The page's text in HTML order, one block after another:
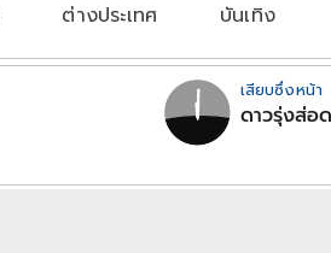
ต่างประเทศ บันเทิง
เสียบซึ่งหน้า
ดาวรุ่งส่อ